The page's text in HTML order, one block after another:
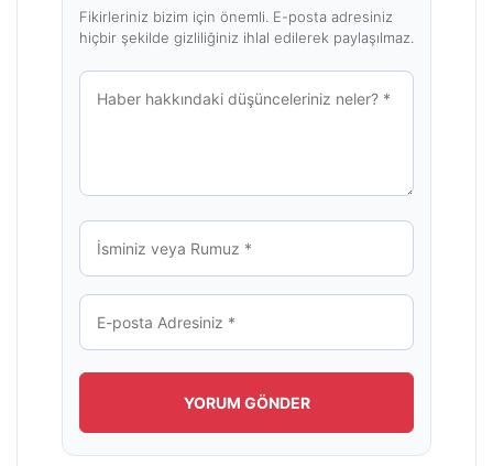
Fikirleriniz bizim için önemli. E-posta adresiniz
hiçbir şekilde gizliliğiniz ihlal edilerek paylaşılmaz.